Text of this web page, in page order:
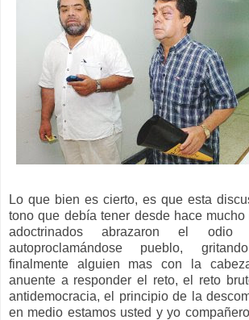
Lo que bien es cierto, es que esta
tono que debía tener desde hace
adoctrinados abrazaron el odio
autoproclamándose pueblo,
finalmente alguien mas con la
anuente a responder el reto, el reto
antidemocracia, el principio de la
en medio estamos usted y yo